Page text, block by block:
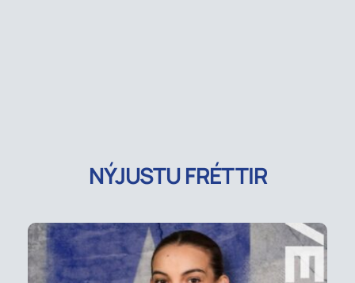
NÝJUSTU FRÉTTIR